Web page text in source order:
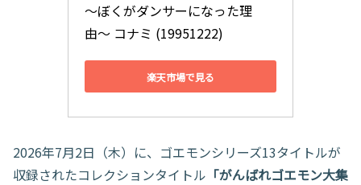
〜ぼくがダンサーになった理
由〜 コナミ (19951222)
楽天市場で見る
2026年7月2日（木）に、ゴエモンシリーズ13タイトルが
収録されたコレクションタイトル 「がんばれゴエモン大集